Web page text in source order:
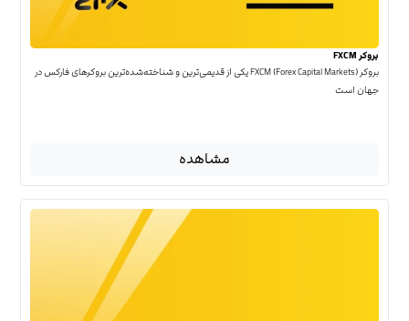
بروکر FXCM
بروکر FXCM (Forex Capital Markets) یکی از قدیمی‌ترین و شناخته‌شده‌ترین بروکرهای فارکس در
جهان است
مشاهده